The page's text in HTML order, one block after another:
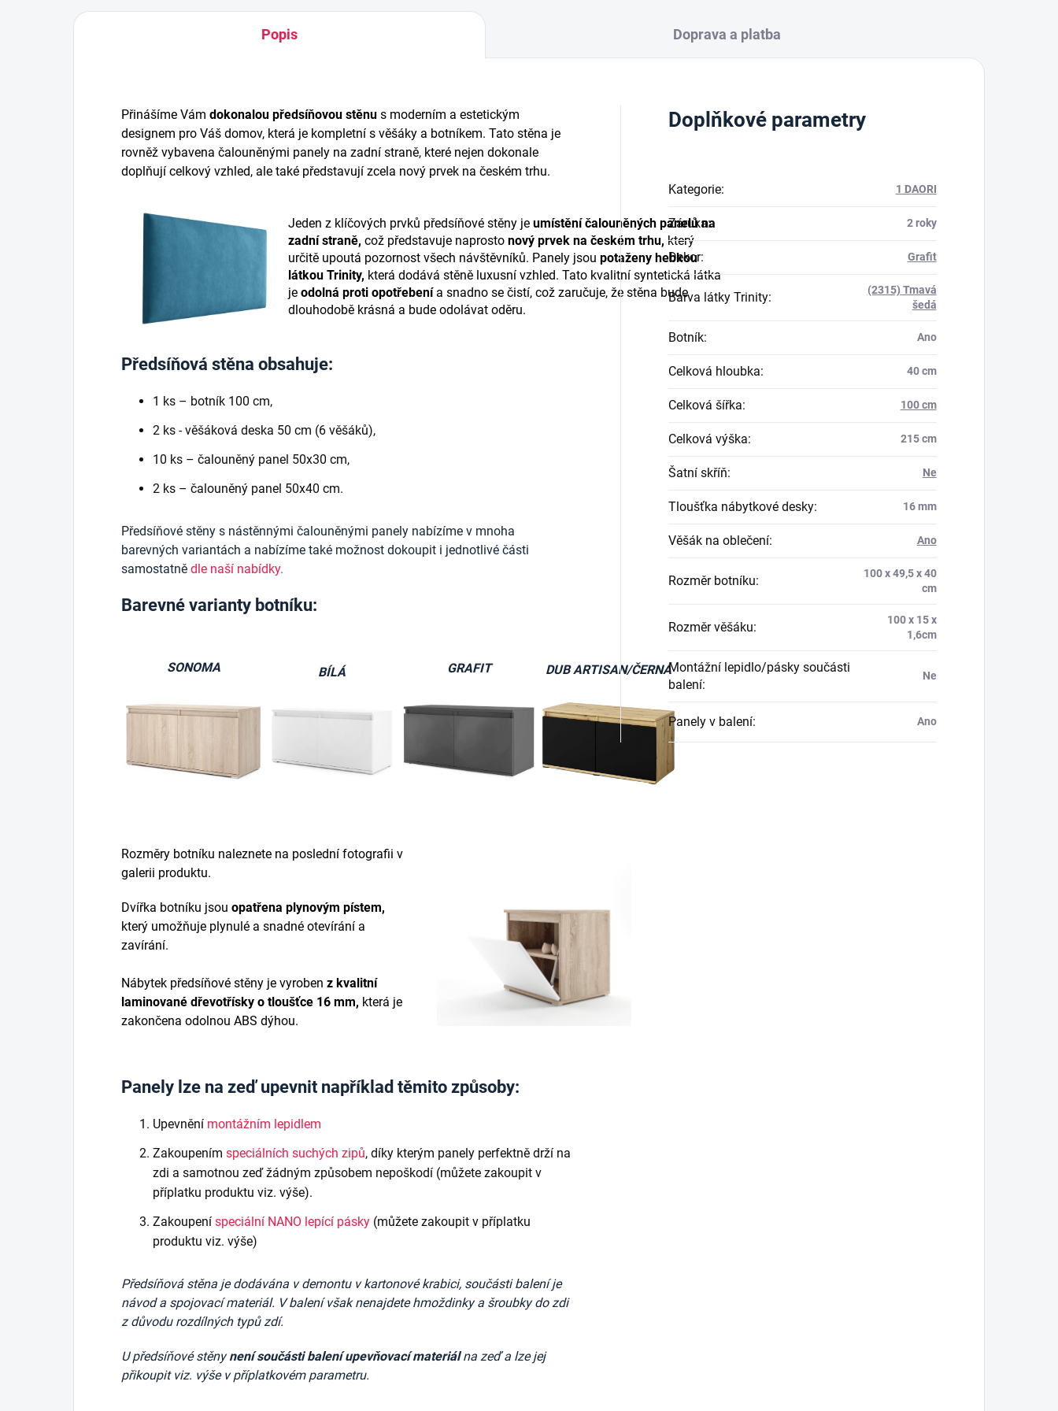
Popis Doprava a platba
Přinášíme Vám dokonalou předsíňovou stěnu s moderním a estetickým
designem pro Váš domov, která je kompletní s věšáky a botníkem. Tato stěna je
rovněž vybavena čalouněnými panely na zadní straně, které nejen dokonale
doplňují celkový vzhled, ale také představují zcela nový prvek na českém trhu.
Jeden z klíčových prvků předsíňové stěny je umístění čalouněných panelů na
zadní straně, což představuje naprosto nový prvek na českém trhu, který
určitě upoutá pozornost všech návštěvníků. Panely jsou potaženy hebkou
látkou Trinity, která dodává stěně luxusní vzhled. Tato kvalitní syntetická látka
je odolná proti opotřebenía snadno se čistí, což zaručuje, že stěna bude
dlouhodobě krásná a bude odolávat oděru.
Předsíňová stěna obsahuje:
1 ks – botník 100 cm,
2 ks - věšáková deska 50 cm (6 věšáků),
10 ks – čalouněný panel 50x30 cm,
2 ks – čalouněný panel 50x40 cm.
Předsíňové stěny s nástěnnými čalouněnými panely nabízíme v mnoha
barevných variantách a nabízíme také možnost dokoupit i jednotlivé části
samostatně dle naší nabídky.
Barevné varianty botníku:
SONOMA BÍLÁ GRAFIT DUB ARTISAN/ČERNÁ
Rozměry botníku naleznete na poslední fotografii v
galerii produktu.
Dvířka botníku jsou opatřena plynovým pístem,
který umožňuje plynulé a snadné otevírání a
zavírání.
Nábytek předsíňové stěny je vyroben z kvalitní
laminované dřevotřísky o tloušťce 16 mm, která je
zakončena odolnou ABS dýhou.
Panely lze na zeď upevnit například těmito způsoby:
Upevnění montážním lepidlem
Zakoupením speciálních suchých zipů, díky kterým panely perfektně drží na
zdi a samotnou zeď žádným způsobem nepoškodí (můžete zakoupit v
příplatku produktu viz. výše).
Zakoupení speciální NANO lepící pásky (můžete zakoupit v příplatku
produktu viz. výše)
Předsíňová stěna je dodávána v demontu v kartonové krabici, součásti balení je
návod a spojovací materiál. V balení však nenajdetehmoždinky a šroubky do zdi
z důvodu rozdílných typů zdí.
U předsíňové stěnynení součásti balení upevňovací materiálna zeď a lze jej
přikoupit viz. výše v příplatkovém parametru.
Doplňkové parametry
Kategorie: 1 DAORI
Záruka: 2 roky
Dekor: Grafit
Barva látky Trinity:
(2315) Tmavá
šedá
Botník: Ano
Celková hloubka: 40 cm
Celková šířka: 100 cm
Celková výška: 215 cm
Šatní skříň: Ne
Tloušťka nábytkové desky: 16 mm
Věšák na oblečení: Ano
Rozměr botníku:
100 x 49,5 x 40
cm
Rozměr věšáku:
100 x 15 x
1,6cm
Montážní lepidlo/pásky součásti
balení:
Ne
Panely v balení: Ano